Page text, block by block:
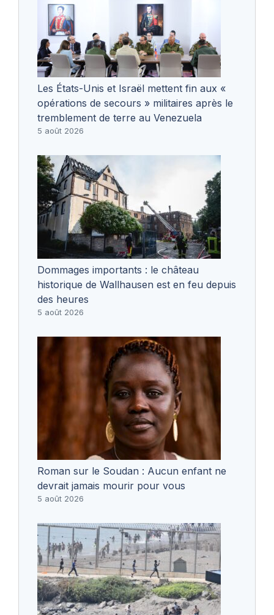
Les États-Unis et Israël mettent fin aux «
opérations de secours » militaires après le
tremblement de terre au Venezuela
5 août 2026
Dommages importants : le château
historique de Wallhausen est en feu depuis
des heures
5 août 2026
Roman sur le Soudan : Aucun enfant ne
devrait jamais mourir pour vous
5 août 2026